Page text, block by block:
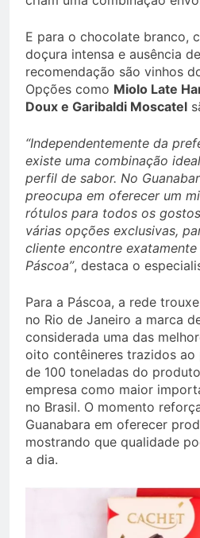
E para o chocolate branco,
doçura intensa e ausência
recomendação são vinhos
Opções como Miolo Late
Doux e Garibaldi Moscatel
“Independentemente da
existe uma combinação
perfil de sabor. No
preocupa em oferecer um
rótulos para todos os
várias opções exclusivas,
cliente encontre
Páscoa”, destaca o
Para a Páscoa, a rede
no Rio de Janeiro a marca
considerada uma das
oito contêineres trazidos ao
de 100 toneladas do
empresa como maior
no Brasil. O momento
Guanabara em oferecer
mostrando que qualidade
a dia.